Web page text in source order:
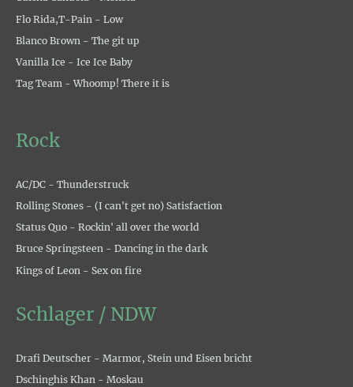
Flo Rida,T-Pain - Low
Blanco Brown - The git up
Vanilla Ice - Ice Ice Baby
Tag Team - Whoomp! There it is
Rock
AC/DC - Thunderstruck
Rolling Stones - (I can't get no) Satisfaction
Status Quo - Rockin' all over the world
Bruce Springsteen - Dancing in the dark
Kings of Leon - Sex on fire
Schlager / NDW
Drafi Deutscher - Marmor, Stein und Eisen bricht
Dschinghis Khan - Moskau